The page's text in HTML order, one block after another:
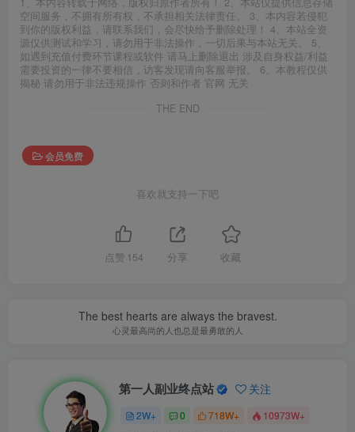
空间服务，不拥有所有权，不承担相关法律责任。 3、本内容若侵犯
到你的版权利益，请联系我们，会尽快给予删除处理！ 4、本站全资
源仅供测试和学习，请勿用于非法操作，一切后果与本站无关。 5、
如遇到充值付费环节课程或软件 请马上删除退出 涉及自身权益/利益
需要投资的一律不要相信，访客发现请向客服举报。 6、本教程仅供
揭秘 请勿用于非法违规操作 否则和作者 官网 无关
THE END
会员免费
喜欢就支持一下吧
点赞 154 分享 收藏
The best hearts are always the bravest.
心灵最高尚的人也总是最勇敢的人
第一人副业终点站 关注
2W+ 0 718W+ 10973W+